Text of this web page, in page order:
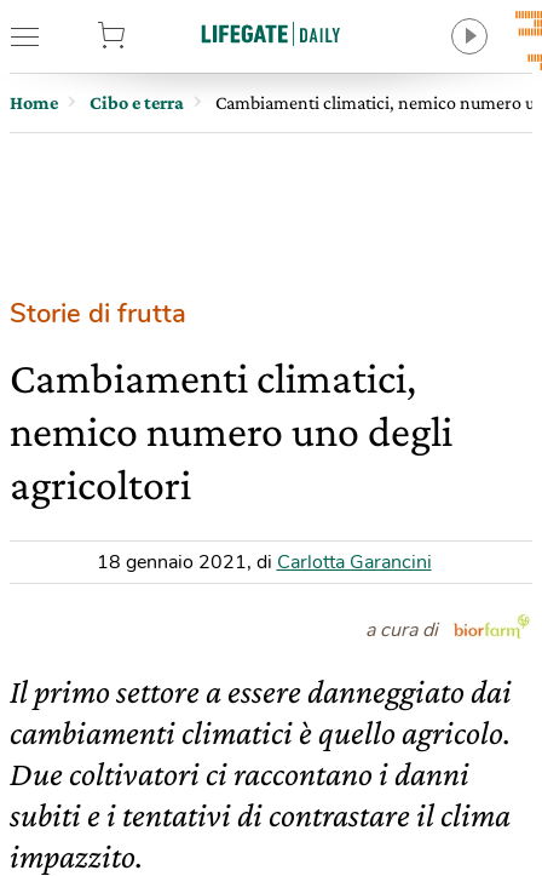
Home Cibo e terra Cambiamenti climatici, nemico numero
Storie di frutta
Cambiamenti climatici,
nemico numero uno degli
agricoltori
18 gennaio 2021, di Carlotta Garancini
a cura di
Il primo settore a essere danneggiato dai
cambiamenti climatici è quello agricolo.
Due coltivatori ci raccontano i danni
subiti e i tentativi di contrastare il clima
impazzito.